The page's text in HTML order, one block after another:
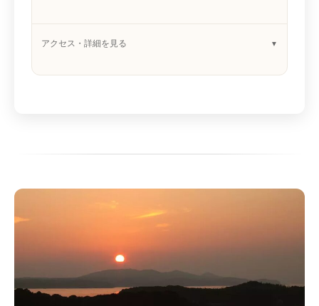
アクセス・詳細を見る